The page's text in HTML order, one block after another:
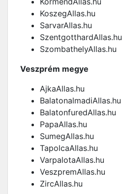
KoszegAllas.hu
SarvarAllas.hu
SzentgotthardAllas.hu
SzombathelyAllas.hu
Veszprém megye
AjkaAllas.hu
BalatonalmadiAllas.hu
BalatonfuredAllas.hu
PapaAllas.hu
SumegAllas.hu
TapolcaAllas.hu
VarpalotaAllas.hu
VeszpremAllas.hu
ZircAllas.hu